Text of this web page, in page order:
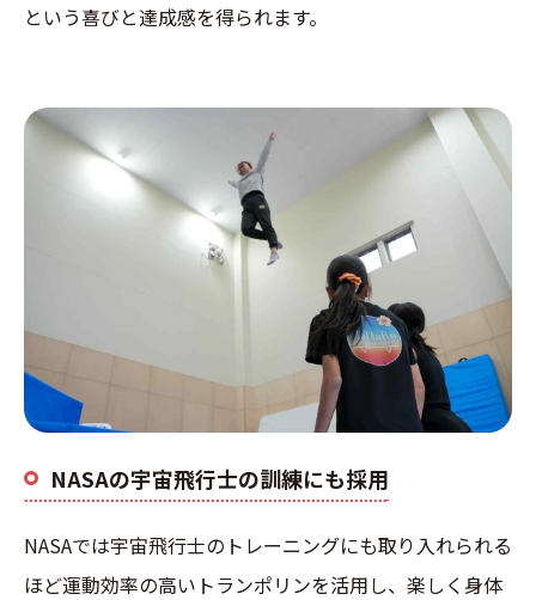
という喜びと達成感を得られます。
NASAの宇宙飛行士の訓練にも採用
NASAでは宇宙飛行士のトレーニングにも取り入れられる
ほど運動効率の高いトランポリンを活用し、楽しく身体